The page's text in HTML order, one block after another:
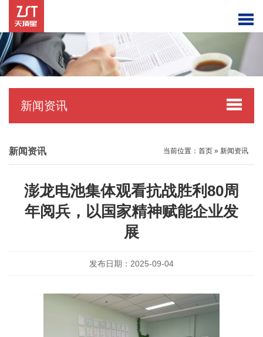
新闻资讯
当前位置： 首页 » 新闻资讯
新闻资讯
澎龙电池集体观看抗战胜利80周
年阅兵，以国家精神赋能企业发
展
发布日期：2025-09-04